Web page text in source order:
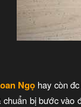
Ngọ hay còn
chuẩn bị bước vào